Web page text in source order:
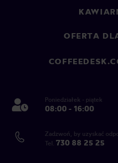
OFERTA
Poniedziałek - piątek
08:00 - 16:00
Zadzwoń, by uzyskać
Tel. 730 88 25 25